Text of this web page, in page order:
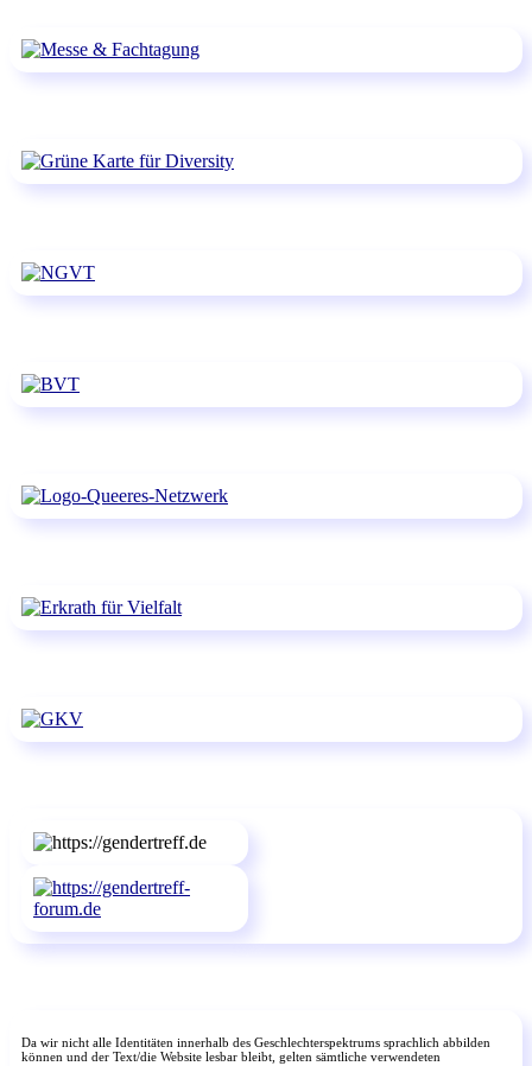
Da wir nicht alle Identitäten innerhalb des Geschlechterspektrums sprachlich abbilden
können und der Text/die Website lesbar bleibt, gelten sämtliche verwendeten